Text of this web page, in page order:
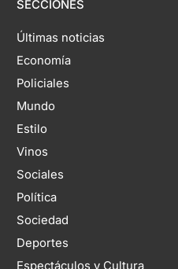
SECCIONES
Últimas noticias
Economía
Policiales
Mundo
Estilo
Vinos
Sociales
Política
Sociedad
Deportes
Espectáculos y Cultura